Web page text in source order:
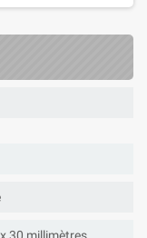
30 millimètres